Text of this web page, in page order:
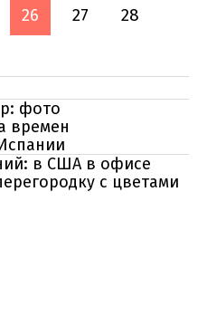
26 27
28
фото
времен
в США в офисе
с цветами